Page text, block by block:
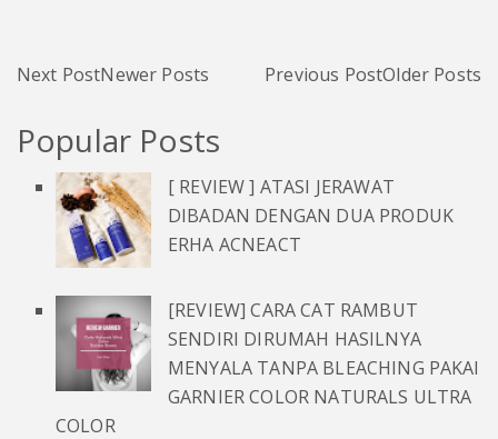
Next PostNewer Posts Previous PostOlder Posts
Popular Posts
[ REVIEW ] ATASI JERAWAT
DIBADAN DENGAN DUA PRODUK
ERHA ACNEACT
[REVIEW] CARA CAT RAMBUT
SENDIRI DIRUMAH HASILNYA
MENYALA TANPA BLEACHING PAKAI
GARNIER COLOR NATURALS ULTRA
COLOR